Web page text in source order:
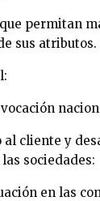
permitan
sus atributos.
cliente y
sociedades:
en las